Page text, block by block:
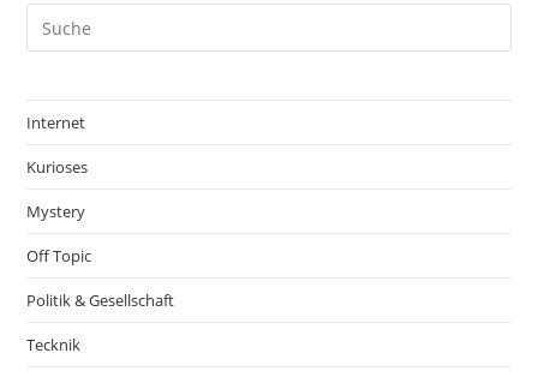
Internet
Kurioses
Mystery
Off Topic
Politik & Gesellschaft
Tecknik